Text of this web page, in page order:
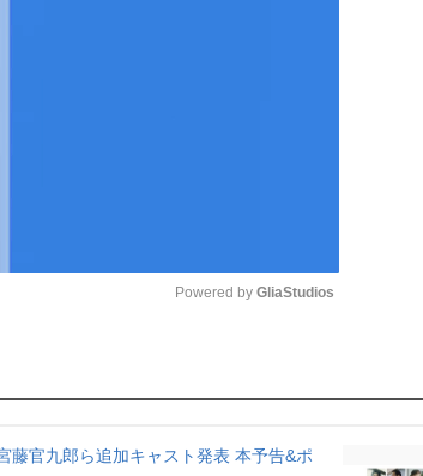
u
e
Powered by GliaStudios
藤官九郎ら追加キャスト発表 本予告&ポ